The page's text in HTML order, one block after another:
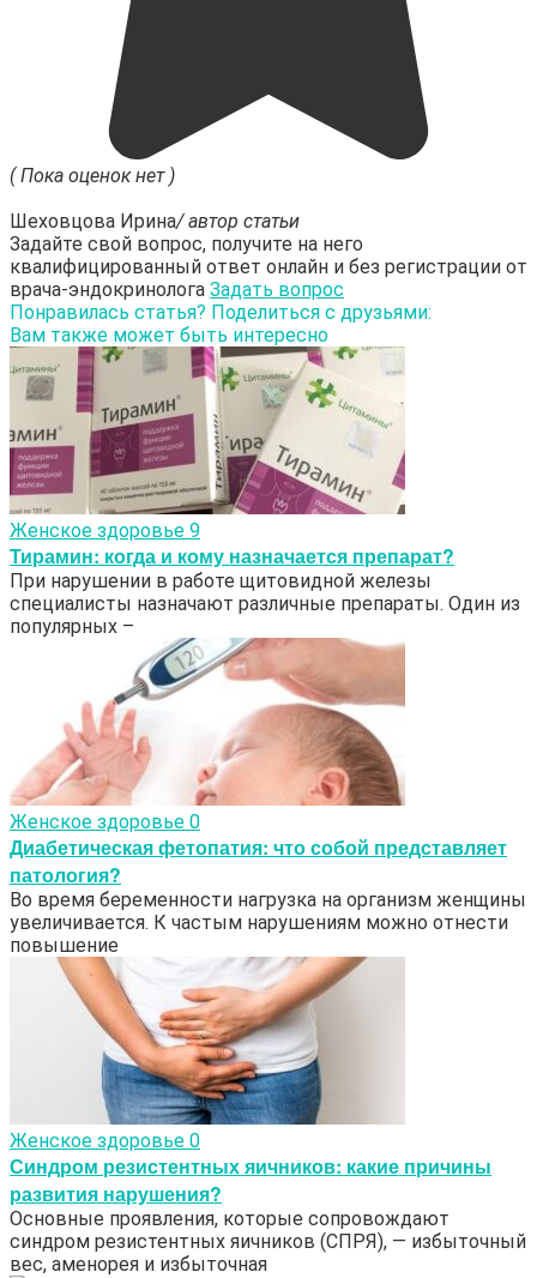
( Пока оценок нет )
Шеховцова Ирина/ автор статьи
Задайте свой вопрос, получите на него
квалифицированный ответ онлайн и без регистрации от
врача-эндокринолога Задать вопрос
Понравилась статья? Поделиться с друзьями:
Вам также может быть интересно
Женское здоровье 9
Тирамин: когда и кому назначается препарат?
При нарушении в работе щитовидной железы
специалисты назначают различные препараты. Один из
популярных –
Женское здоровье 0
Диабетическая фетопатия: что собой представляет
патология?
Во время беременности нагрузка на организм женщины
увеличивается. К частым нарушениям можно отнести
повышение
Женское здоровье 0
Синдром резистентных яичников: какие причины
развития нарушения?
Основные проявления, которые сопровождают
синдром резистентных яичников (СПРЯ), — избыточный
вес, аменорея и избыточная